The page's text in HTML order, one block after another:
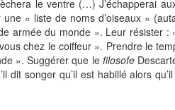
le ventre (…) J’échapperai
« liste de noms d’oiseaux »
armée du monde ». Leur résister :
chez le coiffeur ». Prendre le
». Suggérer que le filosofe
dit songer qu’il est habillé alors